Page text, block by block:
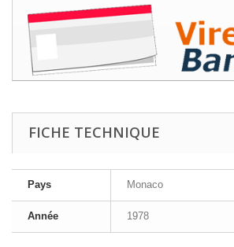
FICHE TECHNIQUE
Pays Monaco
Année 1978